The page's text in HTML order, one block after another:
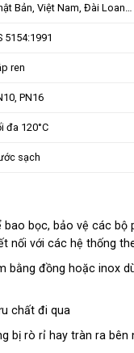
Bản, Việt Nam, Đài Loan…
5154:1991
ren
PN16
đa 120°C
sạch
bao bọc, bảo vệ các
nối với các hệ thống
bằng đồng hoặc inox
chất đi qua
bị rò rỉ hay tràn ra bên